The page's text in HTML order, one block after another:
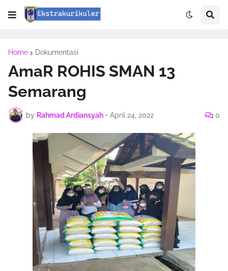
Home Dokumentasi
AmaR ROHIS SMAN 13
Semarang
by Rahmad Ardiansyah • April 24, 2022 0